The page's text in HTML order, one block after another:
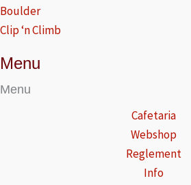
Boulder
Clip ‘n Climb
Menu
Menu
Cafetaria
Webshop
Reglement
Info